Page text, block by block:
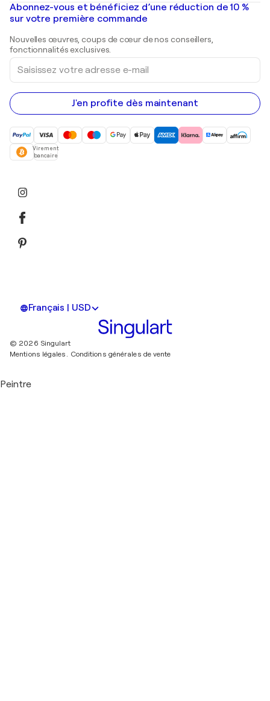
Shepard Fairey
Peintures de paysage
Estampes
Peintures acryliques
Galeries d'art en France
Galeries d'art en Belgique
Abonnez-vous et bénéficiez d’une réduction de 10 %
sur votre première commande
Nouvelles œuvres, coups de cœur de nos conseillers,
fonctionnalités exclusives.
Saisissez
votre
adresse
e-
mail
J'en profite dès maintenant
Virement
bancaire
Français | USD
© 2026 Singulart
Mentions légales. Conditions générales de vente
Peintre